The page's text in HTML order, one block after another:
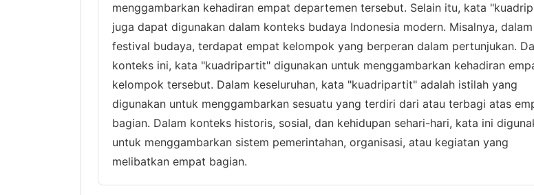
menggambarkan kehadiran empat departemen tersebut. Selain itu, kata
juga dapat digunakan dalam konteks budaya Indonesia modern. Misalnya,
festival budaya, terdapat empat kelompok yang berperan dalam pertunjukan.
konteks ini, kata "kuadripartit" digunakan untuk menggambarkan kehadiran
kelompok tersebut. Dalam keseluruhan, kata "kuadripartit" adalah istilah yang
digunakan untuk menggambarkan sesuatu yang terdiri dari atau terbagi atas
bagian. Dalam konteks historis, sosial, dan kehidupan sehari-hari, kata ini
untuk menggambarkan sistem pemerintahan, organisasi, atau kegiatan yang
melibatkan empat bagian.